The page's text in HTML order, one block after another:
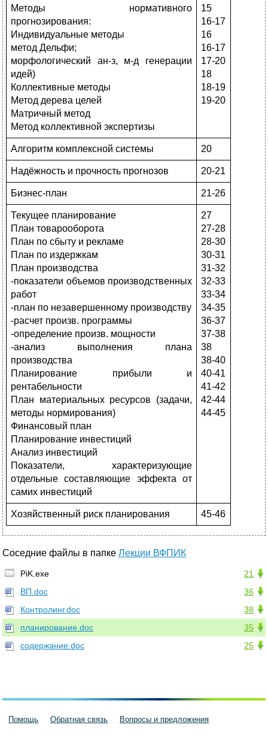
Методы нормативного
прогнозирования:
Индивидуальные методы
метод Дельфи;
морфологический ан-з, м-д генерации
идей)
Коллективные методы
Метод дерева целей
Матричный метод
Метод коллективной экспертизы
15
16-17
16
16-17
17-20
18
18-19
19-20
Алгоритм комплексной системы 20
Надёжность и прочность прогнозов 20-21
Бизнес-план 21-26
Текущее планирование
План товарооборота
План по сбыту и рекламе
План по издержкам
План производства
-показатели объемов производственных
работ
-план по незавершенному производству
-расчет произв. программы
-определение произв. мощности
-анализ выполнения плана
производства
Планирование прибыли и
рентабельности
План материальных ресурсов (задачи,
методы нормирования)
Финансовый план
Планирование инвестиций
Анализ инвестиций
Показатели, характеризующие
отдельные составляющие эффекта от
самих инвестиций
27
27-28
28-30
30-31
31-32
32-33
33-34
34-35
36-37
37-38
38
38-40
40-41
41-42
42-44
44-45
Хозяйственный риск планирования 45-46
Соседние файлы в папке Лекции ВФПИК
21
PiK.exe
36
ВП.doc
38
Контролинг.doc
35
планирование.doc
25
содержание.doc
Помощь Обратная связь Вопросы и предложения